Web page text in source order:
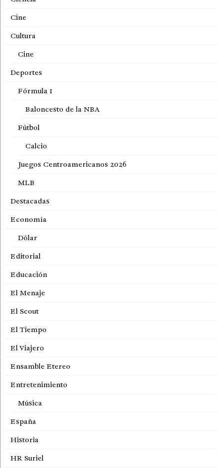
Cine
Cultura
Cine
Deportes
Fórmula 1
Baloncesto de la NBA
Fútbol
Calcio
Juegos Centroamericanos 2026
MLB
Destacadas
Economía
Dólar
Editorial
Educación
El Menaje
El Scout
El Tiempo
El Viajero
Ensamble Etereo
Entretenimiento
Música
España
Historia
HR Suriel